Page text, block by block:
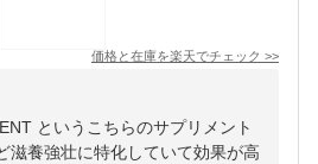
価格と在庫を楽天でチェック >>
というこちらのサプリメント
滋養強壮に特化していて効果が高